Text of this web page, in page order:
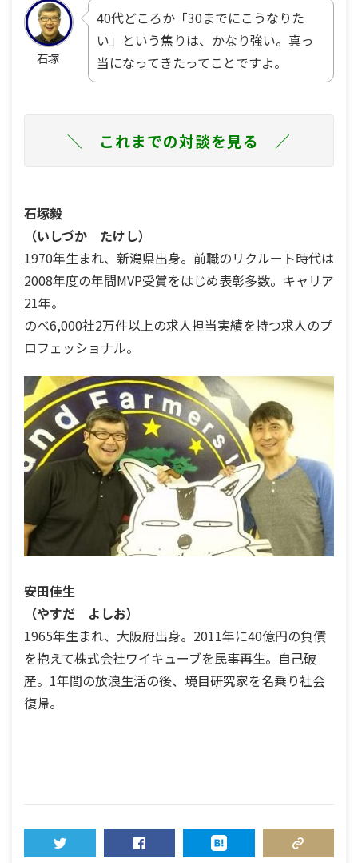
石塚
40代どころか「30までにこうなりた
い」という焦りは、かなり強い。真っ
当になってきたってことですよ。
＼ これまでの対談を見る ／
石塚毅
（いしづか たけし）
1970年生まれ、新潟県出身。前職のリクルート時代は
2008年度の年間MVP受賞をはじめ表彰多数。キャリア
21年。
のべ6,000社2万件以上の求人担当実績を持つ求人のプ
ロフェッショナル。
安田佳生
（やすだ よしお）
1965年生まれ、大阪府出身。2011年に40億円の負債
を抱えて株式会社ワイキューブを民事再生。自己破
産。1年間の放浪生活の後、境目研究家を名乗り社会
復帰。